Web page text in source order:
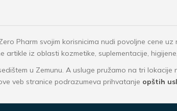
Pharm svojim korisnicima nudi povoljne cene
artikle iz oblasti kozmetike, suplementacije,
u Zemunu. A usluge pružamo na tri
veb stranice podrazumeva prihvatanje opštih